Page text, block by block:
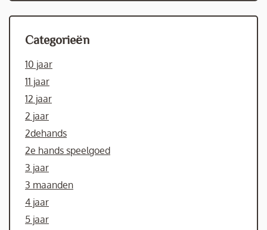
Categorieën
10 jaar
11 jaar
12 jaar
2 jaar
2dehands
2e hands speelgoed
3 jaar
3 maanden
4 jaar
5 jaar